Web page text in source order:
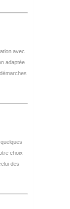
avec
adaptée
choix
des